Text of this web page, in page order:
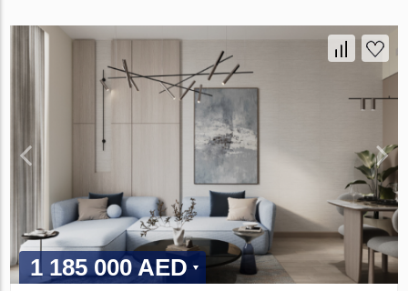
1 185 000 AED